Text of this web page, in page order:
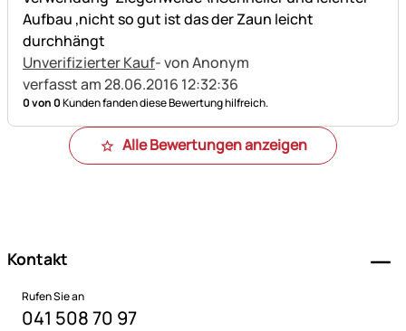
Aufbau ,nicht so gut ist das der Zaun leicht
durchhängt
Unverifizierter Kauf- von Anonym
verfasst am 28.06.2016 12:32:36
0 von 0Kunden fanden diese Bewertung hilfreich.
Alle Bewertungen anzeigen
Kontakt
Rufen Sie an
041 508 70 97